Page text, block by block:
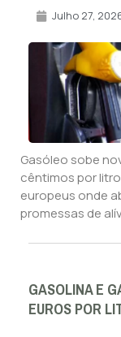
Julho 27,
Gasóleo sobe
cêntimos por
europeus onde
promessas de
GASOLINA E
EUROS POR